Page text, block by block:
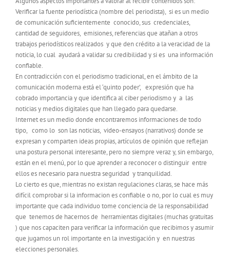
Verificar la fuente periodística (nombre del periodista), si es un medio
de comunicación suficientemente conocido, sus credenciales,
cantidad de seguidores, emisiones, referencias que atañan a otros
trabajos periodísticos realizados y que den crédito a la veracidad de la
noticia, lo cual ayudará a validar su credibilidad y si es una información
confiable.
En contradicción con el periodismo tradicional, en el ámbito de la
comunicación moderna está el ‘quinto poder’, expresión que ha
cobrado importancia y que identifica al ciber periodismo y a las
noticias y medios digitales que han llegado para quedarse.
Internet es un medio donde encontraremos informaciones de todo
tipo, como lo son las noticias, video-ensayos (narrativos) donde se
expresan y comparten ideas propias, artículos de opinión que reflejan
una postura personal interesante, pero no siempre veraz y, sin embargo,
están en el menú, por lo que aprender a reconocer o distinguir entre
ellos es necesario para nuestra seguridad y tranquilidad.
Lo cierto es que, mientras no existan regulaciones claras, se hace más
difícil comprobar si la informacion es confiable o no, por lo cual es muy
importante que cada individuo tome conciencia de la responsabilidad
que tenemos de hacernos de herramientas digitales (muchas gratuitas
) que nos capaciten para verificar la información que recibimos y asumir
que jugamos un rol importante en la investigación y en nuestras
elecciones personales.